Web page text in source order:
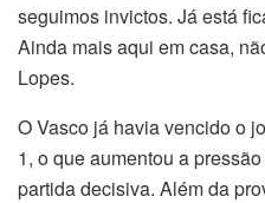
seguimos invictos. Já está
Ainda mais aqui em casa,
Lopes.
O Vasco já havia vencido o
1, o que aumentou a
partida decisiva. Além da